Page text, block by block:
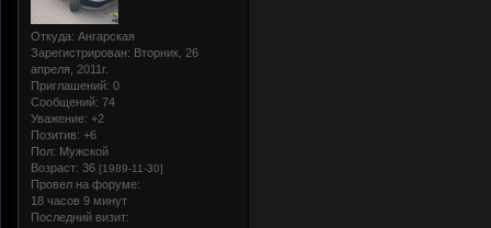
Откуда: Ангарская
Зарегистрирован: Вторник, 26
апреля, 2011г.
Приглашений: 0
Сообщений: 74
Уважение: +2
Позитив: +6
Пол: Мужской
Возраст: 36 [1989-11-30]
Провел на форуме:
18 часов 9 минут
Последний визит: